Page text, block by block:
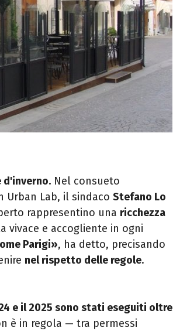
d'inverno. Nel consueto
Lab, il sindaco Stefano Lo
rappresentino una ricchezza
vivace e accogliente in ogni
Parigi», ha detto, precisando
nel rispetto delle regole.
e il 2025 sono stati eseguiti oltre
è in regola — tra permessi